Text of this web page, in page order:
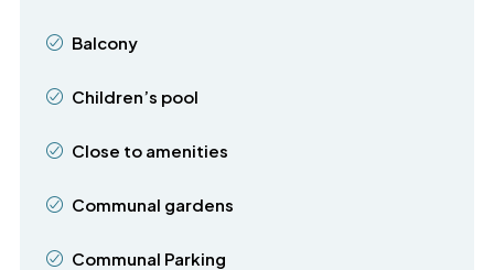
Balcony
Children’s pool
Close to amenities
Communal gardens
Communal Parking